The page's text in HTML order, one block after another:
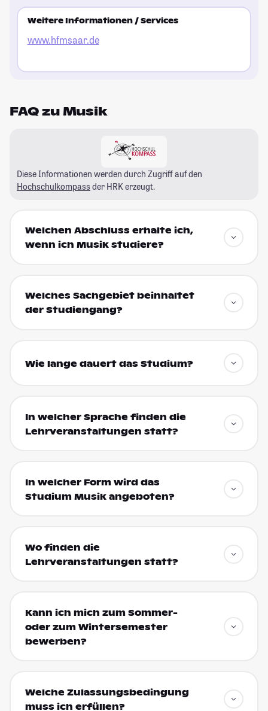
Weitere Informationen / Services
www.hfmsaar.de
FAQ zu Musik
Diese Informationen werden durch Zugriff auf den
Hochschulkompass der HRK erzeugt.
Welchen Abschluss erhalte ich,
wenn ich Musik studiere?
Welches Sachgebiet beinhaltet
der Studiengang?
Wie lange dauert das Studium?
In welcher Sprache finden die
Lehrveranstaltungen statt?
In welcher Form wird das
Studium Musik angeboten?
Wo finden die
Lehrveranstaltungen statt?
Kann ich mich zum Sommer-
oder zum Wintersemester
bewerben?
Welche Zulassungsbedingung
muss ich erfüllen?